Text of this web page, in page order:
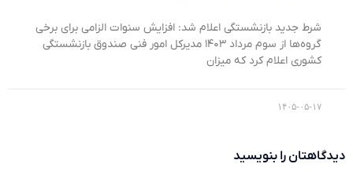
شرط جدید بازنشستگی اعلام شد: افزایش سنوات الزامی برای برخی
گروه‌ها از سوم مرداد ۱۴۰۳ مدیرکل امور فنی صندوق بازنشستگی
کشوری اعلام کرد که میزان
۱۴۰۵-۰۵-۱۷
دیدگاهتان را بنویسید